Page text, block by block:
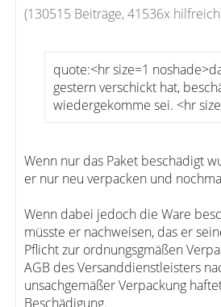
(130515 Beiträge, 41536x
quote:<hr size=1
gestern verschickt hat,
wiedergekomme sei. <hr
Wenn nur das Paket beschädigt
er nur neu verpacken und
Wenn dabei jedoch die Ware
müsste er nachweisen, das er
Pflicht zur ordnungsgmäßen
AGB des Versanddienstleisters
unsachgemäßer Verpackung
Beschädigung.